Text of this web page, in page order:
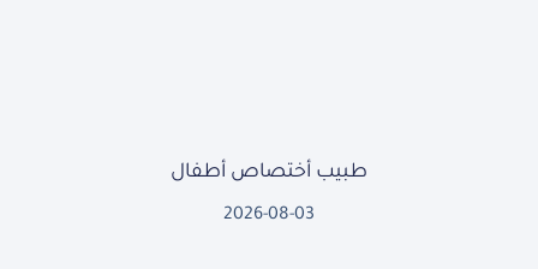
طبيب أختصاص أطفال
2026-08-03